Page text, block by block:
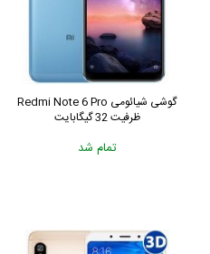
گوشی شیائومی Redmi Note 6 Pro
ظرفیت 32 گیگابایت
تمام شد